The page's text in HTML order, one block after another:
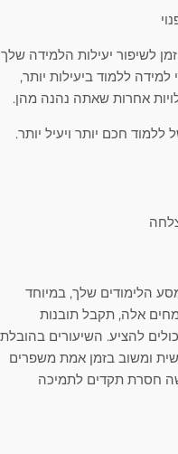
לשיפור יעילות הלמידה שלך
ללמוד ביעילות יותר,
אחרות שאתה נהנה מהן.
ללמוד חכם יותר ויעיל יותר.
הלימודים שלך, במיוחד
אלה, תקבל תובנות
להציע. השיעורים בהובלת
ומשוב בזמן אמת משפרים
חסרת תקדים לתמיכה